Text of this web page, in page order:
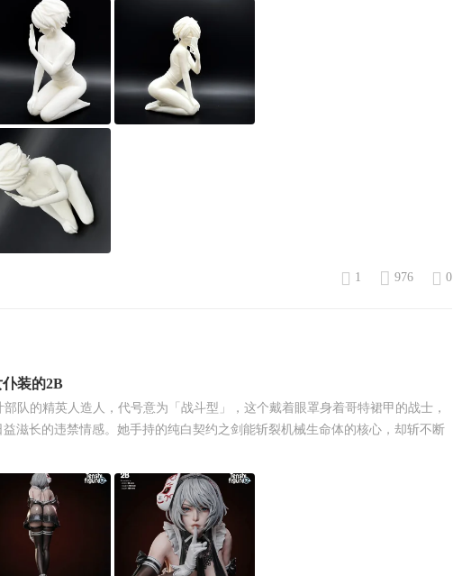
1 976 0
元》 性感女仆装的2B
队的精英人造人，代号意为「战斗型」，这个戴着眼罩身着哥特裙甲的战士，
滋长的违禁情感。她手持的纯白契约之剑能斩裂机械生命体的核心，却斩不断